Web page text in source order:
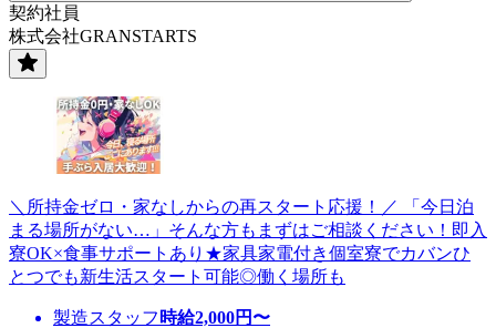
契約社員
株式会社GRANSTARTS
＼所持金ゼロ・家なしからの再スタート応援！／ 「今日泊
まる場所がない…」そんな方もまずはご相談ください！即入
寮OK×食事サポートあり★家具家電付き個室寮でカバンひ
とつでも新生活スタート可能◎働く場所も
製造スタッフ 時給2,000円〜